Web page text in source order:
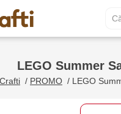
LEGO Summer
Crafti / PROMO / LEGO